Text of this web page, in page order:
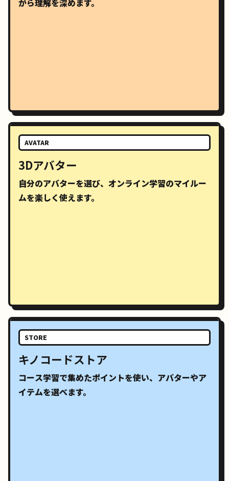
がら理解を深めます。
AVATAR
3Dアバター
自分のアバターを選び、オンライン学習のマイルー
ムを楽しく使えます。
STORE
キノコードストア
コース学習で集めたポイントを使い、アバターやア
イテムを選べます。